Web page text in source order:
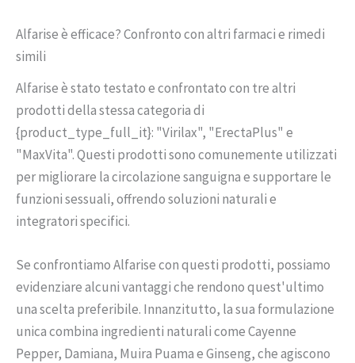
Alfarise è efficace? Confronto con altri farmaci e rimedi
simili
Alfarise è stato testato e confrontato con tre altri
prodotti della stessa categoria di
{product_type_full_it}: "Virilax", "ErectaPlus" e
"MaxVita". Questi prodotti sono comunemente utilizzati
per migliorare la circolazione sanguigna e supportare le
funzioni sessuali, offrendo soluzioni naturali e
integratori specifici.
Se confrontiamo Alfarise con questi prodotti, possiamo
evidenziare alcuni vantaggi che rendono quest'ultimo
una scelta preferibile. Innanzitutto, la sua formulazione
unica combina ingredienti naturali come Cayenne
Pepper, Damiana, Muira Puama e Ginseng, che agiscono